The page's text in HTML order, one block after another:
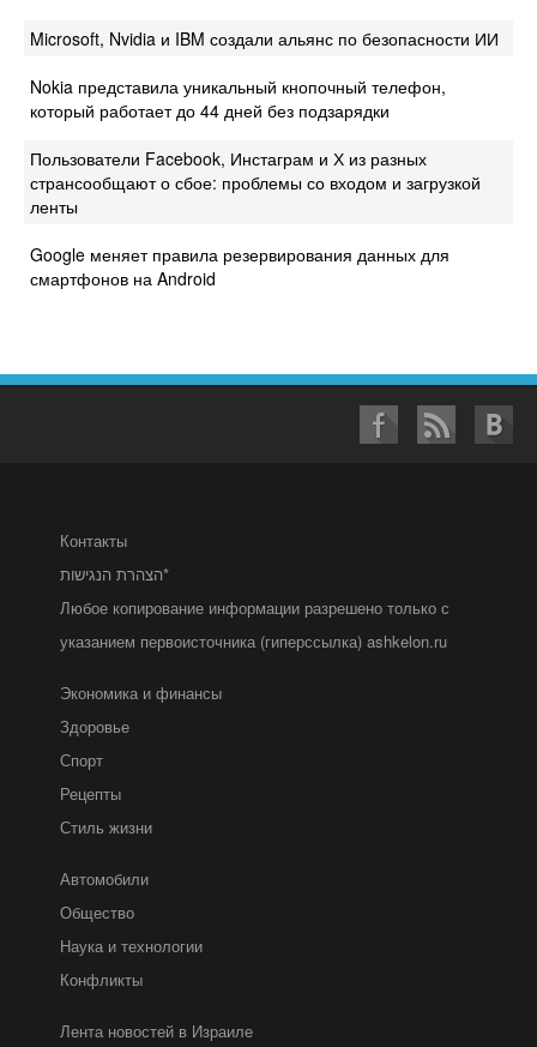
Microsoft, Nvidia и IBM создали альянс по безопасности ИИ
Nokia представила уникальный кнопочный телефон,
который работает до 44 дней без подзарядки
Пользователи Facebook, Инстаграм и Х из разных
странсообщают о сбое: проблемы со входом и загрузкой
ленты
Google меняет правила резервирования данных для
смартфонов на Android
Контакты
הצהרת הנגישות*
Любое копирование информации разрешено только с
указанием первоисточника (гиперссылка) ashkelon.ru
Экономика и финансы
Здоровье
Спорт
Рецепты
Стиль жизни
Автомобили
Общество
Наука и технологии
Конфликты
Лента новостей в Израиле